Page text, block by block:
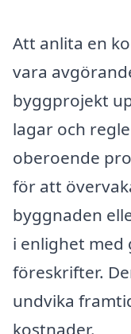
Att anlita en
vara
byggprojekt
lagar och
oberoende
för att
byggnaden
i enlighet med
föreskrifter.
undvika
kostnader.